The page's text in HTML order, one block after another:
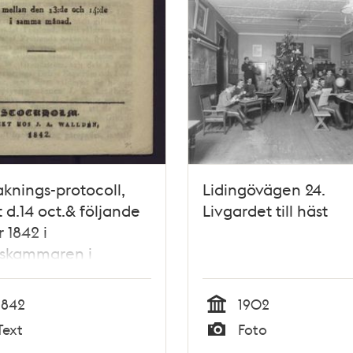
protocoll,
d.14 oct.& följande
1842 i
i
rörande ett
uppträde på
källare.
Lidingövägen 24.
Livgardet till häst
Tid
1902
Foto